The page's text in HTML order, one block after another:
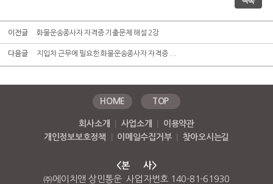
이전글 화물운송종사자 자격증 기출문제 해설 2강
다음글 지입차 근무에 필요한 화물운송종사자 자격증 ...
HOME TOP
회사소개 사업소개
이용약관
개인정보보호정책
이메일수집거부 찾아오시는길
<본 사>
㈜에이치앤 상민통운 사업자번호 140-81-61930